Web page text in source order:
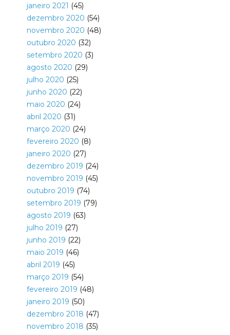
janeiro 2021 (45)
dezembro 2020 (54)
novembro 2020 (48)
outubro 2020 (32)
setembro 2020 (3)
agosto 2020 (29)
julho 2020 (25)
junho 2020 (22)
maio 2020 (24)
abril 2020 (31)
março 2020 (24)
fevereiro 2020 (8)
janeiro 2020 (27)
dezembro 2019 (24)
novembro 2019 (45)
outubro 2019 (74)
setembro 2019 (79)
agosto 2019 (63)
julho 2019 (27)
junho 2019 (22)
maio 2019 (46)
abril 2019 (45)
março 2019 (54)
fevereiro 2019 (48)
janeiro 2019 (50)
dezembro 2018 (47)
novembro 2018 (35)